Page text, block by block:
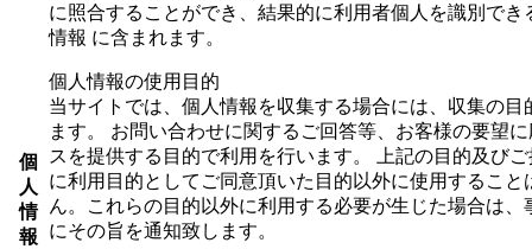
個
人
情
報
に照合することができ、結果的に利用者個人を識別でき
情報 に含まれます。
個人情報の使用目的
当サイトでは、個人情報を収集する場合には、収集の目
ます。 お問い合わせに関するご回答等、お客様の要望
スを提供する目的で利用を行います。 上記の目的及び
に利用目的としてご同意頂いた目的以外に使用すること
ん。これらの目的以外に利用する必要が生じた場合は、
にその旨を通知致します。